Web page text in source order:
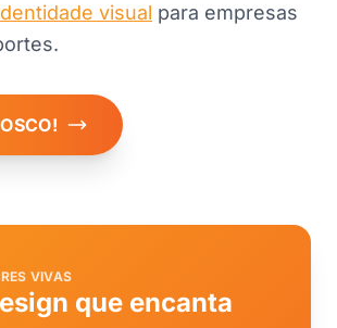
visual para empresas
VIVAS
que encanta